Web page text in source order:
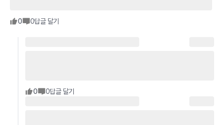
0 0답글 달기
0 0답글 달기